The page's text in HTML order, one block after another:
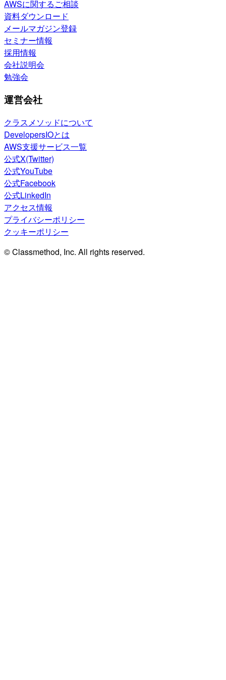
AWSに関するご相談
資料ダウンロード
メールマガジン登録
セミナー情報
採用情報
会社説明会
勉強会
運営会社
クラスメソッドについて
DevelopersIOとは
AWS支援サービス一覧
公式X(Twitter)
公式YouTube
公式Facebook
公式LinkedIn
アクセス情報
プライバシーポリシー
クッキーポリシー
© Classmethod, Inc. All rights reserved.